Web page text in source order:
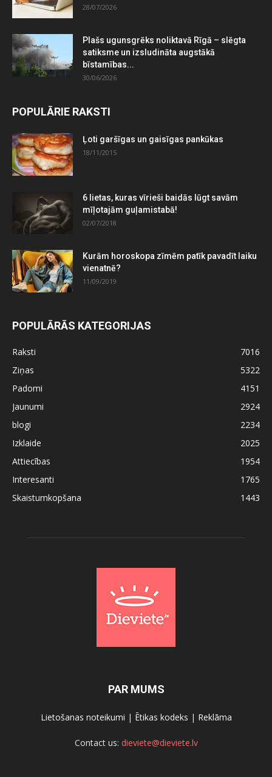
28/07/2026
Plašs ugunsgrēks noliktavā Rīgā – slēgta
satiksme un izsludināta augstākā
bīstamības...
30/06/2026
POPULĀRIE RAKSTI
Ļoti garšīgas un gaisīgas pankūkas
18/11/2015
6 lietas, kuras vīrieši baidās lūgt savām
mīļotajām guļamistabā!
02/07/2018
Kurām horoskopa zīmēm patīk pavadīt laiku
vienatnē?
11/09/2019
POPULĀRĀS KATEGORIJAS
Raksti
7016
Ziņas
5322
Padomi
4151
Jaunumi
2924
blogi
2234
Izklaide
2025
Attiecības
1954
Interesanti
1765
Skaistumkopšana
1443
PAR MUMS
Lietošanas noteikumi | Ētikas kodeks | Reklāma
Contact us: dieviete@dieviete.lv